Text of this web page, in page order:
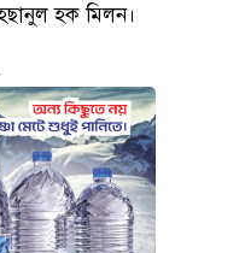
হক মিলন।